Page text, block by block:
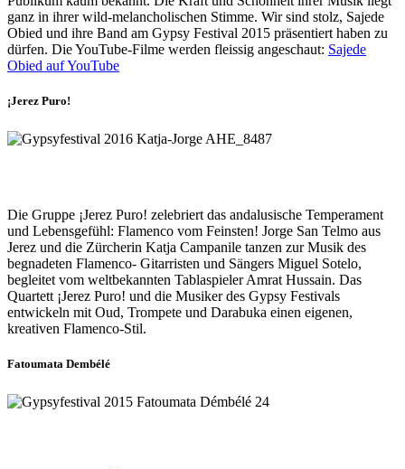
ganz in ihrer wild-melancholischen Stimme. Wir sind stolz, Sajede
Obied und ihre Band am Gypsy Festival 2015 präsentiert haben zu
dürfen. Die YouTube-Filme werden fleissig angeschaut: Sajede
Obied auf YouTube
¡Jerez Puro!
Die Gruppe ¡Jerez Puro! zelebriert das andalusische Temperament
und Lebensgefühl: Flamenco vom Feinsten! Jorge San Telmo aus
Jerez und die Zürcherin Katja Campanile tanzen zur Musik des
begnadeten Flamenco- Gitarristen und Sängers Miguel Sotelo,
begleitet vom weltbekannten Tablaspieler Amrat Hussain. Das
Quartett ¡Jerez Puro! und die Musiker des Gypsy Festivals
entwickeln mit Oud, Trompete und Darabuka einen eigenen,
kreativen Flamenco-Stil.
Fatoumata Dembélé